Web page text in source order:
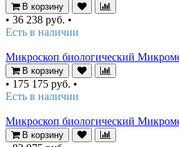
В корзину
• 36 238 руб. •
Есть в наличии
Микроскоп биологический
В корзину
• 175 175 руб. •
Есть в наличии
Микроскоп биологический
В корзину